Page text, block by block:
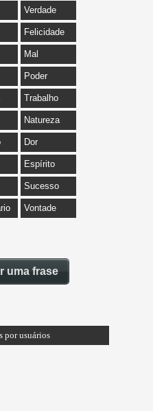
Verdade
Felicidade
Mal
Poder
Trabalho
Natureza
Dor
Espírito
Sucesso
Vontade
uma frase
por usuários